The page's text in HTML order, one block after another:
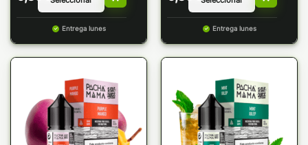
Entrega lunes Entrega lunes